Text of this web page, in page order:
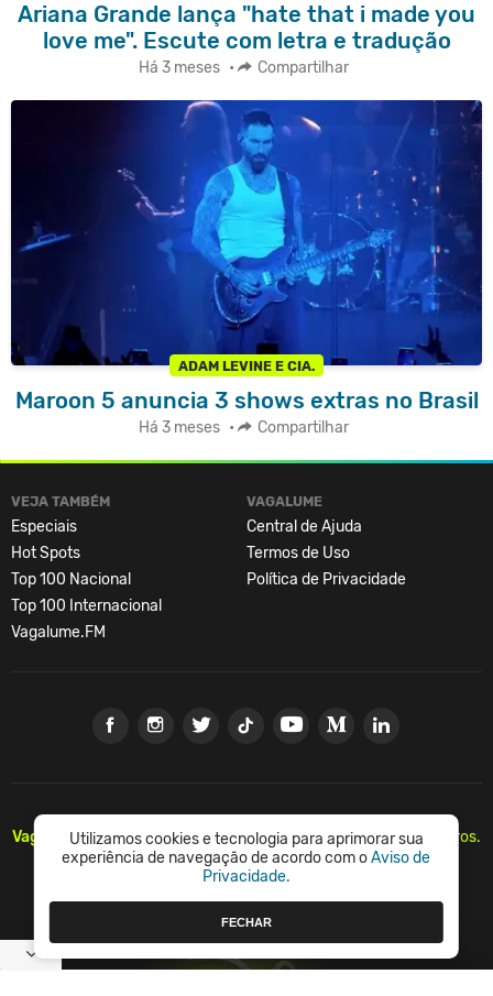
Ariana Grande lança "hate that i made you
love me". Escute com letra e tradução
Há 3 meses • Compartilhar
ADAM LEVINE E CIA.
Maroon 5 anuncia 3 shows extras no Brasil
Há 3 meses • Compartilhar
VEJA TAMBÉM
Especiais
Hot Spots
Top 100 Nacional
Top 100 Internacional
Vagalume.FM
VAGALUME
Central de Ajuda
Termos de Uso
Política de Privacidade
Vagalume.Há mais de 20 anos, levando música para os brasileiros.
🇧🇷
Utilizamos cookies e tecnologia para aprimorar sua
experiência de navegação de acordo com oAviso de
Privacidade.
FECHAR